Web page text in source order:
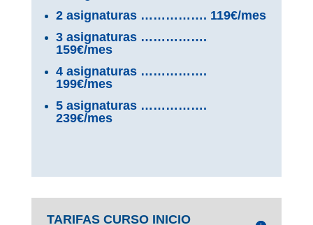
2 asignaturas ……………. 119€/mes
3 asignaturas …………….
159€/mes
4 asignaturas …………….
199€/mes
5 asignaturas …………….
239€/mes
TARIFAS CURSO INICIO